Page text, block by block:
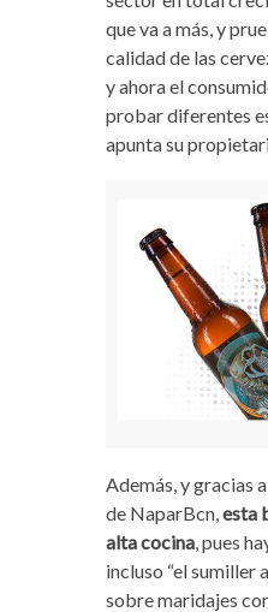
que va a más, y
calidad de las
y ahora el
probar diferentes
apunta su
Además, y gracias
de NaparBcn,esta
alta cocina, pues
incluso “el sumiller
sobre maridajes